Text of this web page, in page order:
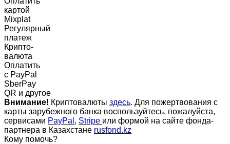
картой
Mixplat
Регулярный
платеж
Крипто-
валюта
Оплатить
c PayPal
SberPay
QR и другое
Внимание! Криптовалюты здесь. Для пожертвования с
карты зарубежного банка воспользуйтесь, пожалуйста,
сервисами PayPal , Stripe или формой на сайте фонда-
партнера в Казахстане rusfond.kz
Кому помочь?